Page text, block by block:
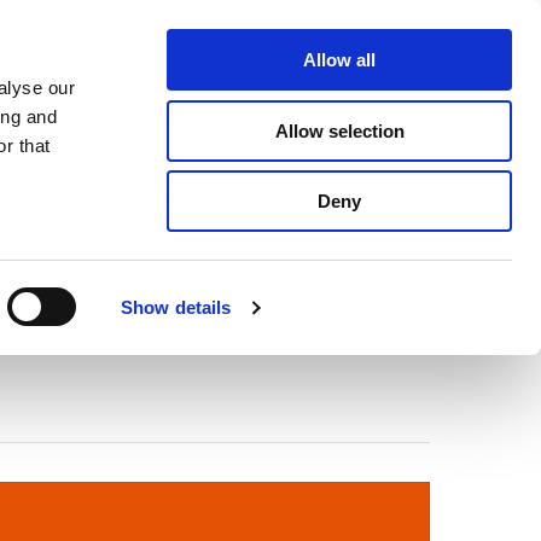
our
and
that
Show details
Allow all
Allow selection
Deny
Über Apex Kontakt
NACHRICHTEN